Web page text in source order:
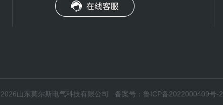
山东莫尔斯电气科技有限公司 备案号：鲁ICP备2022000409号-2